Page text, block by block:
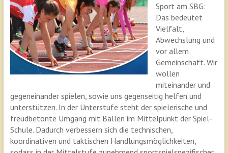
Sport am SBG:
Das bedeutet
Vielfalt,
Abwechslung und
vor allem
Gemeinschaft. Wir
wollen
miteinander und
gegeneinander spielen, sowie uns gegenseitig helfen und
unterstützen. In der Unterstufe steht der spielerische und
freudbetonte Umgang mit Bällen im Mittelpunkt der Spiel-
Schule. Dadurch verbessern sich die technischen,
koordinativen und taktischen Handlungsmöglichkeiten,